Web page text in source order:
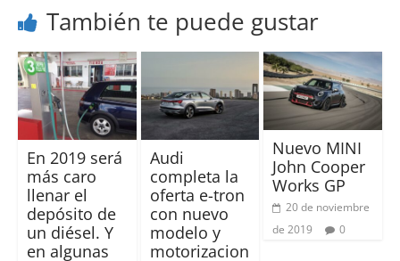
También te puede gustar
En 2019 será
más caro
llenar el
depósito de
un diésel. Y
en algunas
Audi
completa la
oferta e-tron
con nuevo
modelo y
motorizacion
Nuevo MINI
John Cooper
Works GP
20 de noviembre
de 2019
0